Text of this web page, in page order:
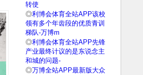
转使
◎利博会体育全站APP该校
领有多个年齿段的优质青训
梯队-万博m
◎利博会体育全站APP先锋
产业最终计议的是东说念主
和城的问题-
◎万博全站APP最新版大众